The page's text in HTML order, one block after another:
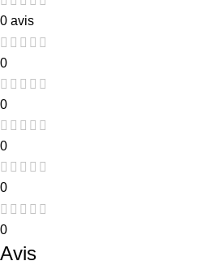
0 avis
0
0
0
0
0
Avis